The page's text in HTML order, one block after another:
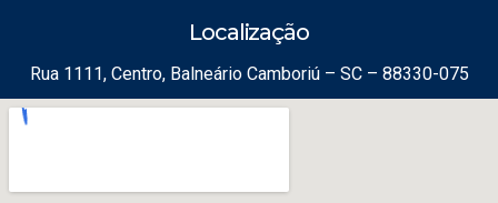
Localização
Rua 1111, Centro, Balneário Camboriú – SC – 88330-075